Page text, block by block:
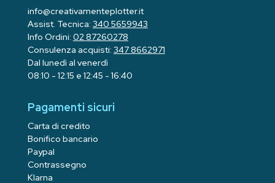
info@creativamenteplotter.it
Assist. Tecnica: 340 5659943
Info Ordini: 02 87260278
Consulenza acquisti: 347 8662971
Dal lunedì al venerdì
08:10 - 12:15 e 12:45 - 16:40
Pagamenti sicuri
Carta di credito
Bonifico bancario
Paypal
Contrassegno
Klarna